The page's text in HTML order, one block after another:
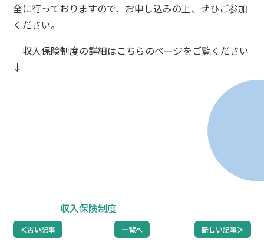
全に行っておりますので、お申し込みの上、ぜひご参加
ください。
収入保険制度の詳細はこちらのページをご覧ください
↓
収入保険制度
＜古い記事 一覧へ 新しい記事＞